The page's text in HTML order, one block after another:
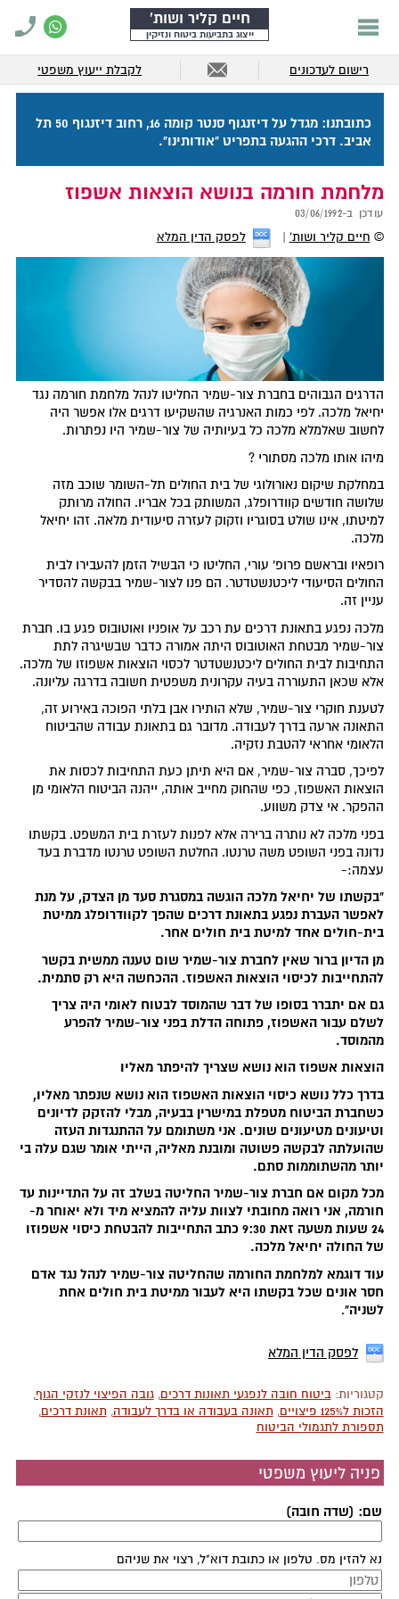
חיים קליר ושות'
ייצוג בתביעות ביטוח ונזיקין
רישום לעדכונים לקבלת ייעוץ משפטי
כתובתנו: מגדל על דיזנגוף סנטר קומה 16, רחוב דיזנגוף 50 תל
אביב. דרכי ההגעה בתפריט "אודותינו".
מלחמת חורמה בנושא הוצאות אשפוז
עודכן ב-03/06/1992
© חיים קליר ושות' לפסק הדין המלא
הדרגים הגבוהים בחברת צור-שמיר החליטו לנהל מלחמת חורמה נגד
יחיאל מלכה. לפי כמות האנרגיה שהשקיעו דרגים אלו אפשר היה
לחשוב שאלמלא מלכה כל בעיותיה של צור-שמיר היו נפתרות.
מיהו אותו מלכה מסתורי ?
במחלקת שיקום נאורולוגי של בית החולים תל-השומר שוכב מזה
שלושה חודשים קוודרופלג, המשותק בכל אבריו. החולה מרותק
למיטתו, אינו שולט בסוגריו וזקוק לעזרה סיעודית מלאה. זהו יחיאל
מלכה.
רופאיו ובראשם פרופ' עורי, החליטו כי הבשיל הזמן להעבירו לבית
החולים הסיעודי ליכטנשטדטר. הם פנו לצור-שמיר בבקשה להסדיר
עניין זה.
מלכה נפגע בתאונת דרכים עת רכב על אופניו ואוטובוס פגע בו. חברת
צור-שמיר מבטחת האוטובוס היתה אמורה כדבר שבשיגרה לתת
התחיבות לבית החולים ליכטנשטדטר לכסוי הוצאות אשפוזו של מלכה.
אלא שכאן התעוררה בעיה עקרונית משפטית חשובה בדרגה עליונה.
לטענת חוקרי צור-שמיר, שלא הותירו אבן בלתי הפוכה באירוע זה,
התאונה ארעה בדרך לעבודה. מדובר גם בתאונת עבודה שהביטוח
הלאומי אחראי להטבת נזקיה.
לפיכך, סברה צור-שמיר, אם היא תיתן כעת התחיבות לכסות את
הוצאות האשפוז, כפי שהחוק מחייב אותה, ייהנה הביטוח הלאומי מן
ההפקר. אי צדק משווע.
בפני מלכה לא נותרה ברירה אלא לפנות לעזרת בית המשפט. בקשתו
נדונה בפני השופט משה טרנטו. החלטת השופט טרנטו מדברת בעד
עצמה:-
"בקשתו של יחיאל מלכה הוגשה במסגרת סעד מן הצדק, על מנת
לאפשר העברת נפגע בתאונת דרכים שהפך לקוודרופלג ממיטת
בית-חולים אחד למיטת בית חולים אחר.
מן הדיון ברור שאין לחברת צור-שמיר שום טענה ממשית בקשר
להתחייבות לכיסוי הוצאות האשפוז. ההכחשה היא רק סתמית.
גם אם יתברר בסופו של דבר שהמוסד לבטוח לאומי היה צריך
לשלם עבור האשפוז, פתוחה הדלת בפני צור-שמיר להפרע
מהמוסד.
הוצאות אשפוז הוא נושא שצריך להיפתר מאליו
בדרך כלל נושא כיסוי הוצאות האשפוז הוא נושא שנפתר מאליו,
כשחברת הביטוח מטפלת במישרין בבעיה, מבלי להזקק לדיונים
וטיעונים מטיעונים שונים. אני משתומם על ההתנגדות העזה
שהועלתה לבקשה פשוטה ומובנת מאליה, הייתי אומר שגם עלה בי
יותר מהשתוממות סתם.
מכל מקום אם חברת צור-שמיר החליטה בשלב זה על התדיינות עד
חורמה, אני רואה מחובתי לצוות עליה להמציא מיד ולא יאוחר מ-
24 שעות משעה זאת 9:30 כתב התחייבות להבטחת כיסוי אשפוזו
של החולה יחיאל מלכה.
עוד דוגמא למלחמת החורמה שהחליטה צור-שמיר לנהל נגד אדם
חסר אונים שכל בקשתו היא לעבור ממיטת בית חולים אחת
לשניה".
לפסק הדין המלא
קטגוריות:ביטוח חובה לנפגעי תאונות דרכים,גובה הפיצוי לנזקי הגוף,
הזכות ל125% פיצויים
,תאונה בעבודה או בדרך לעבודה,תאונת דרכים,
תספורת לתגמולי הביטוח
פניה ליעוץ משפטי
שם: (שדה חובה)
נא להזין מס. טלפון או כתובת דוא"ל, רצוי את שניהם